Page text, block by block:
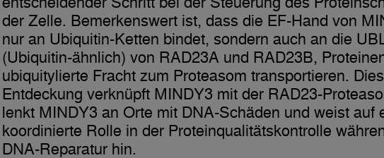
der Zelle. Bemerkenswert ist, dass die EF-Hand von
nur an Ubiquitin-Ketten bindet, sondern auch an die
(Ubiquitin-ähnlich) von RAD23A und RAD23B,
ubiquitylierte Fracht zum Proteasom transportieren.
Entdeckung verknüpft MINDY3 mit der RAD23-
lenkt MINDY3 an Orte mit DNA-Schäden und weist auf
koordinierte Rolle in der Proteinqualitätskontrolle
DNA-Reparatur hin.